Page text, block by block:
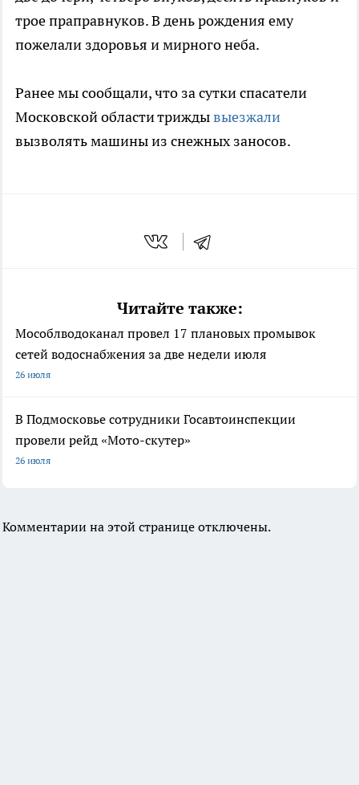
трое праправнуков. В день рождения ему
пожелали здоровья и мирного неба.
Ранее мы сообщали, что за сутки спасатели
Московской области триждывыезжали
вызволять машины из снежных заносов.
Читайте также:
Мособлводоканал провел 17 плановых промывок
сетей водоснабжения за две недели июля
26 июля
В Подмосковье сотрудники Госавтоинспекции
провели рейд «Мото-скутер»
26 июля
Комментарии на этой странице отключены.